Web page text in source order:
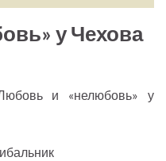
у Чехова
и «нелюбовь» у